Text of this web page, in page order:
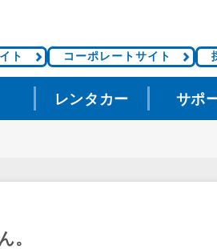
ト コーポレートサイト
レンタカー サポ
。